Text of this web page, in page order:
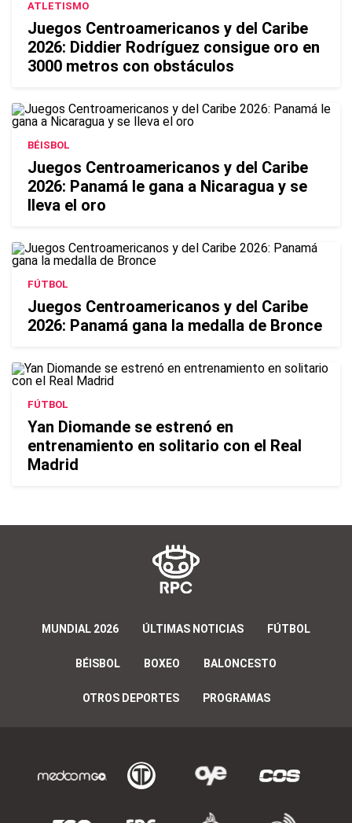
ATLETISMO
Juegos Centroamericanos y del Caribe
2026: Diddier Rodríguez consigue oro en
3000 metros con obstáculos
BÉISBOL
Juegos Centroamericanos y del Caribe
2026: Panamá le gana a Nicaragua y se
lleva el oro
FÚTBOL
Juegos Centroamericanos y del Caribe
2026: Panamá gana la medalla de Bronce
FÚTBOL
Yan Diomande se estrenó en
entrenamiento en solitario con el Real
Madrid
MUNDIAL 2026 ÚLTIMAS NOTICIAS FÚTBOL
BÉISBOL BOXEO BALONCESTO
OTROS DEPORTES PROGRAMAS